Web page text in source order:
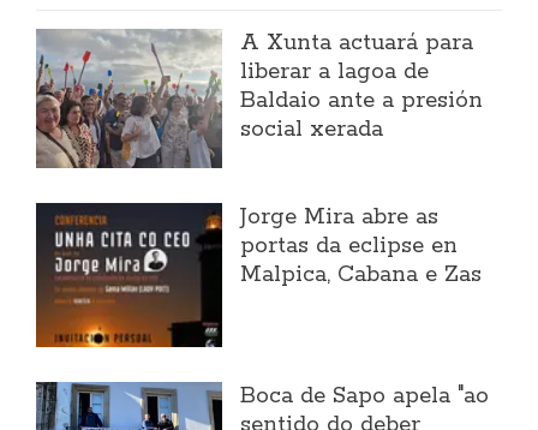
A Xunta actuará para
liberar a lagoa de
Baldaio ante a presión
social xerada
Jorge Mira abre as
portas da eclipse en
Malpica, Cabana e Zas
Boca de Sapo apela "ao